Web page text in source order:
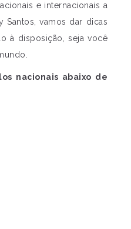
e internacionais a
Santos, vamos dar dicas
à disposição, seja você
nacionais abaixo de